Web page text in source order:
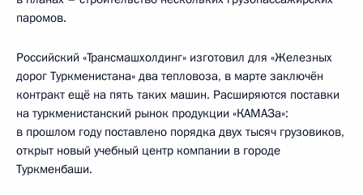
паромов.
Российский «Трансмашхолдинг» изготовил для «Железных
дорог Туркменистана» два тепловоза, в марте заключён
контракт ещё на пять таких машин. Расширяются поставки
на туркменистанский рынок продукции «КАМАЗа»:
в прошлом году поставлено порядка двух тысяч грузовиков,
открыт новый учебный центр компании в городе
Туркменбаши.